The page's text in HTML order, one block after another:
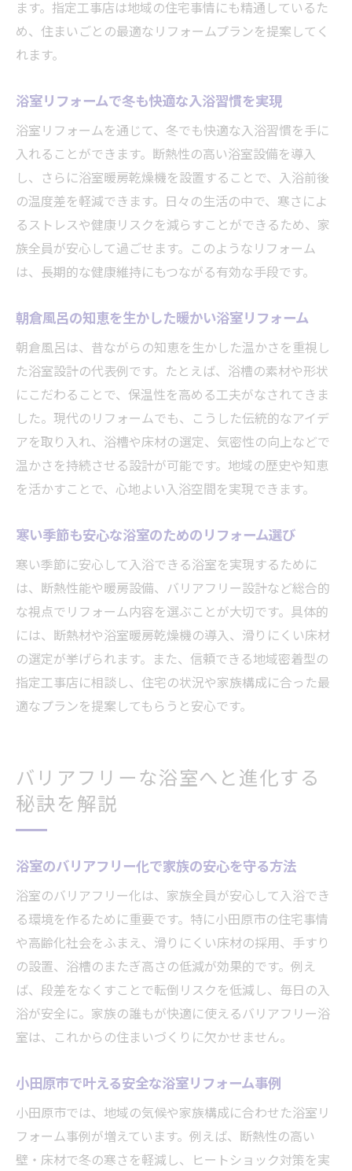
ます。指定工事店は地域の住宅事情にも精通しているた
め、住まいごとの最適なリフォームプランを提案してく
れます。
浴室リフォームで冬も快適な入浴習慣を実現
浴室リフォームを通じて、冬でも快適な入浴習慣を手に
入れることができます。断熱性の高い浴室設備を導入
し、さらに浴室暖房乾燥機を設置することで、入浴前後
の温度差を軽減できます。日々の生活の中で、寒さによ
るストレスや健康リスクを減らすことができるため、家
族全員が安心して過ごせます。このようなリフォーム
は、長期的な健康維持にもつながる有効な手段です。
朝倉風呂の知恵を生かした暖かい浴室リフォーム
朝倉風呂は、昔ながらの知恵を生かした温かさを重視し
た浴室設計の代表例です。たとえば、浴槽の素材や形状
にこだわることで、保温性を高める工夫がなされてきま
した。現代のリフォームでも、こうした伝統的なアイデ
アを取り入れ、浴槽や床材の選定、気密性の向上などで
温かさを持続させる設計が可能です。地域の歴史や知恵
を活かすことで、心地よい入浴空間を実現できます。
寒い季節も安心な浴室のためのリフォーム選び
寒い季節に安心して入浴できる浴室を実現するために
は、断熱性能や暖房設備、バリアフリー設計など総合的
な視点でリフォーム内容を選ぶことが大切です。具体的
には、断熱材や浴室暖房乾燥機の導入、滑りにくい床材
の選定が挙げられます。また、信頼できる地域密着型の
指定工事店に相談し、住宅の状況や家族構成に合った最
適なプランを提案してもらうと安心です。
バリアフリーな浴室へと進化する
秘訣を解説
浴室のバリアフリー化で家族の安心を守る方法
浴室のバリアフリー化は、家族全員が安心して入浴でき
る環境を作るために重要です。特に小田原市の住宅事情
や高齢化社会をふまえ、滑りにくい床材の採用、手すり
の設置、浴槽のまたぎ高さの低減が効果的です。例え
ば、段差をなくすことで転倒リスクを低減し、毎日の入
浴が安全に。家族の誰もが快適に使えるバリアフリー浴
室は、これからの住まいづくりに欠かせません。
小田原市で叶える安全な浴室リフォーム事例
小田原市では、地域の気候や家族構成に合わせた浴室リ
フォーム事例が増えています。例えば、断熱性の高い
壁・床材で冬の寒さを軽減し、ヒートショック対策を実